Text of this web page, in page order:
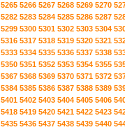
5265 5266 5267 5268 5269 5270
5282 5283 5284 5285 5286 5287
5299 5300 5301 5302 5303 5304
5316 5317 5318 5319 5320 5321
5333 5334 5335 5336 5337 5338
5350 5351 5352 5353 5354 5355
5367 5368 5369 5370 5371 5372
5384 5385 5386 5387 5388 5389
5401 5402 5403 5404 5405 5406
5418 5419 5420 5421 5422 5423
5435 5436 5437 5438 5439 5440